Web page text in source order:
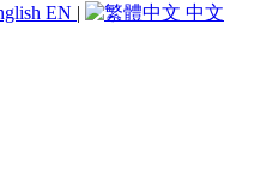
EN | 中文